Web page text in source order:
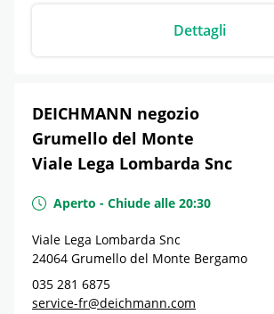
Dettagli
DEICHMANN negozio
Grumello del Monte
Viale Lega Lombarda Snc
Aperto - Chiude alle 20:30
Viale Lega Lombarda Snc
24064 Grumello del Monte Bergamo
035 281 6875
service-fr@deichmann.com